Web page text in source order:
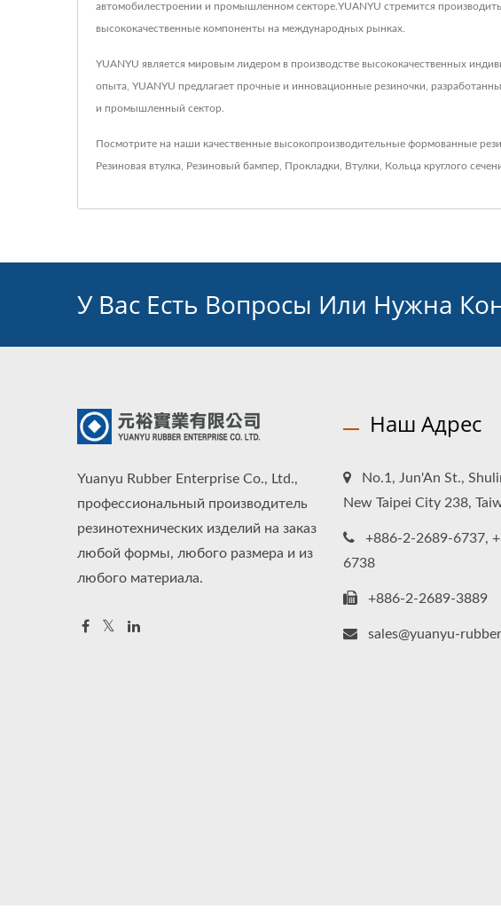
автомобилестроении и промышленном секторе.YUANYU стремится
высококачественные компоненты на международных рынках.
YUANYU является мировым лидером в производстве высококачественных
опыта, YUANYU предлагает прочные и инновационные резиночки,
и промышленный сектор.
Посмотрите на наши качественные высокопроизводительные формованные
Резиновая втулка Резиновый бампер Прокладки Втулки Кольца круглого
У Вас Есть Вопросы Или Нужна
Yuanyu Rubber Enterprise Co., Ltd.,
профессиональный производитель
резинотехнических изделий на заказ
любой формы, любого размера и из
любого материала.
Наш Адрес
No.1, Jun'An St.,
New Taipei City 238,
+886-2-2689-6737,
6738
+886-2-2689-3889
sales@yuanyu-